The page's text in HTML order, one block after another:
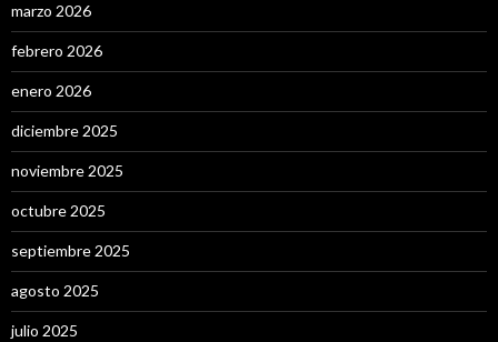
marzo 2026
febrero 2026
enero 2026
diciembre 2025
noviembre 2025
octubre 2025
septiembre 2025
agosto 2025
julio 2025